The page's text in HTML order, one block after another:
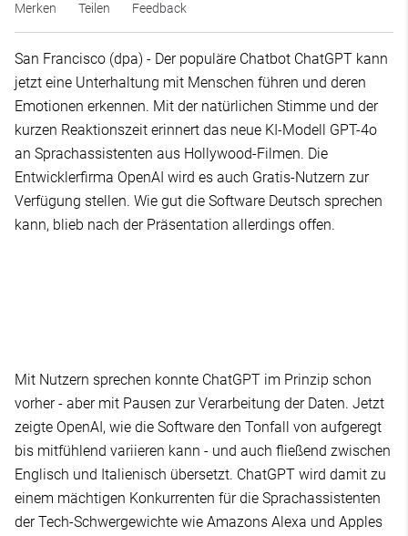
Merken Teilen Feedback
San Francisco (dpa) - Der populäre Chatbot ChatGPT kann
jetzt eine Unterhaltung mit Menschen führen und deren
Emotionen erkennen. Mit der natürlichen Stimme und der
kurzen Reaktionszeit erinnert das neue KI-Modell GPT-4o
an Sprachassistenten aus Hollywood-Filmen. Die
Entwicklerfirma OpenAI wird es auch Gratis-Nutzern zur
Verfügung stellen. Wie gut die Software Deutsch sprechen
kann, blieb nach der Präsentation allerdings offen.
Mit Nutzern sprechen konnte ChatGPT im Prinzip schon
vorher - aber mit Pausen zur Verarbeitung der Daten. Jetzt
zeigte OpenAI, wie die Software den Tonfall von aufgeregt
bis mitfühlend variieren kann - und auch fließend zwischen
Englisch und Italienisch übersetzt. ChatGPT wird damit zu
einem mächtigen Konkurrenten für die Sprachassistenten
der Tech-Schwergewichte wie Amazons Alexa und Apples